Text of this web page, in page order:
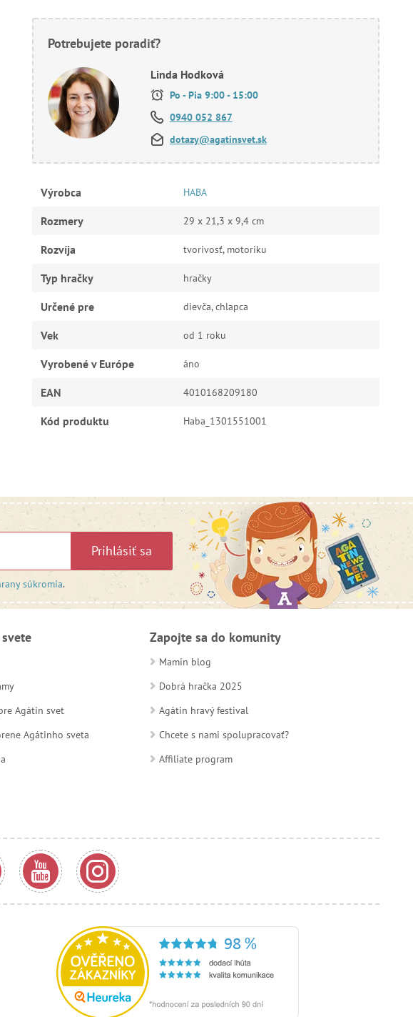
Potrebujete poradiť?
Linda Hodková
Po - Pia 9:00 - 15:00
0940 052 867
dotazy@agatinsvet.sk
Výrobca HABA
Rozmery 29 x 21,3 x 9,4 cm
Rozvíja tvorivosť, motoriku
Typ hračky hračky
Určené pre dievča, chlapca
Vek od 1 roku
Vyrobené v Európe áno
EAN 4010168209180
Kód produktu Haba_1301551001
Prihlásiť sa
súkromia.
Agátin svet
Agátinho sveta
Zapojte sa do komunity
Mamin blog
Dobrá hračka 2025
Agátin hravý festival
Chcete s nami spolupracovať?
Affiliate program